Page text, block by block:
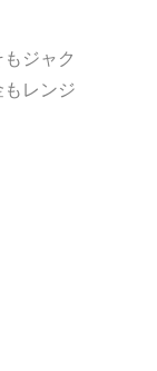
ジャク
レンジ